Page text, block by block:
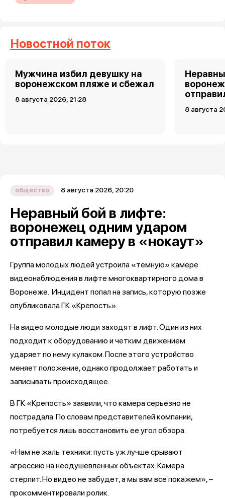
Новостной поток
Мужчина избил девушку на
воронежском пляже и сбежал
8 августа 2026, 21:28
8 августа
общество 8 августа 2026, 20:20
Неравный бой в лифте:
воронежец одним ударом
отправил камеру в «нокаут»
Группа молодых людей устроила «темную» камере
видеонаблюдения в лифте многоквартирного дома в
Воронеже. Инцидент попал на запись, которую позже
опубликовала ГК «Крепость».
На видео молодые люди заходят в лифт. Один из них
подходит к оборудованию и четким движением
ударяет по нему кулаком. После этого устройство
меняет положение, однако продолжает работать и
записывать происходящее.
В ГК «Крепость» заявили, что камера серьезно не
пострадала. По словам представителей компании,
потребуется лишь восстановить ее угол обзора.
«Нам не жаль техники: пусть уж лучше срывают
агрессию на неодушевленных объектах. Камера
стерпит. Но видео не забудет, а мы вам все покажем», –
прокомментировали ролик.